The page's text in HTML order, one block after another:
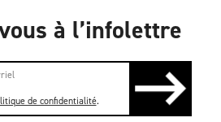
à l’infolettre
de confidentialité.